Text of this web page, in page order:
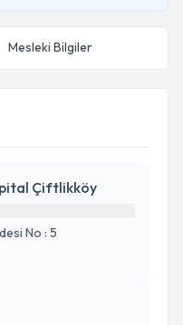
Mesleki Bilgiler
Çiftlikköy
No : 5